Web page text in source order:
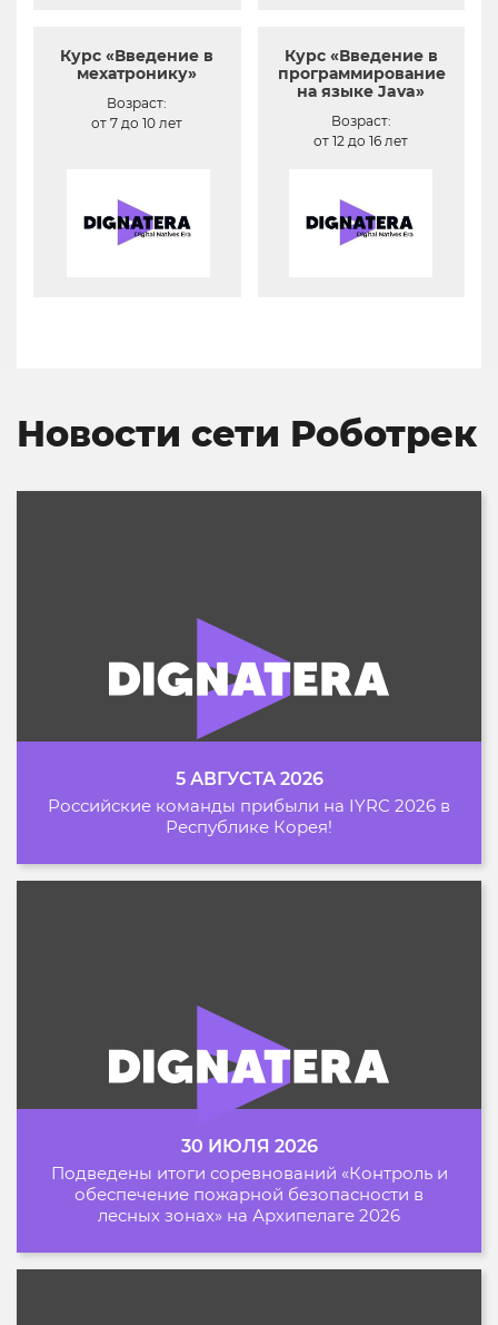
Курс «Введение в
мехатронику»
Возраст:
от 7 до 10 лет
Курс «Введение в
программирование
на языке Java»
Возраст:
от 12 до 16 лет
Новости сети Роботрек
5 АВГУСТА 2026
Российские команды прибыли на IYRC 2026 в
Республике Корея!
30 ИЮЛЯ 2026
Подведены итоги соревнований «Контроль и
обеспечение пожарной безопасности в
лесных зонах» на Архипелаге 2026